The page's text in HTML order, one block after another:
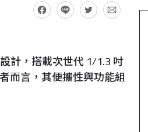
計，搭載次世代 1/1.3 吋
而言，其便攜性與功能組